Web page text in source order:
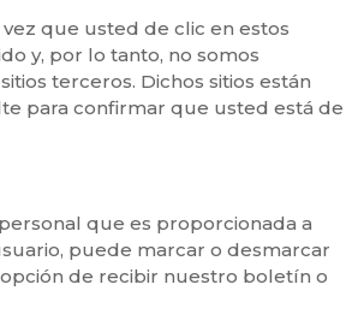
que usted de clic en estos
y, por lo tanto, no somos
terceros. Dichos sitios están
para confirmar que usted está de
que es proporcionada a
puede marcar o desmarcar
de recibir nuestro boletín o